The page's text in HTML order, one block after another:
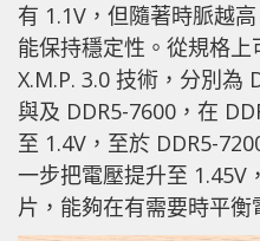
有 1.1V，但隨著時脈越
能保持穩定性。從規格
X.M.P. 3.0 技術，分別為
與及 DDR5-7600，在
至 1.4V，至於 DDR5-
一步把電壓提升至 1.45V
片，能夠在有需要時平衡